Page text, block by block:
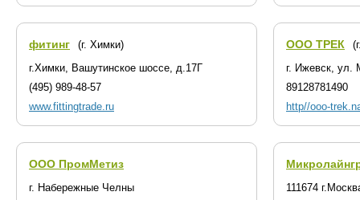
фитинг
(г. Химки)
г.Химки, Вашутинское шоссе, д.17Г
(495) 989-48-57
www.fittingtrade.ru
ООО ТРЕК
г. Ижевск, ул.
89128781490
http//ooo-
ООО ПромМетиз
г. Набережные Челны
111674